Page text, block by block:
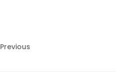
Previous